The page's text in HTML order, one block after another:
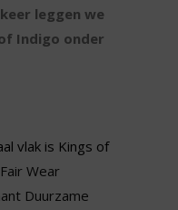
leggen we
Indigo onder
vlak is Kings of
Fair Wear
Duurzame